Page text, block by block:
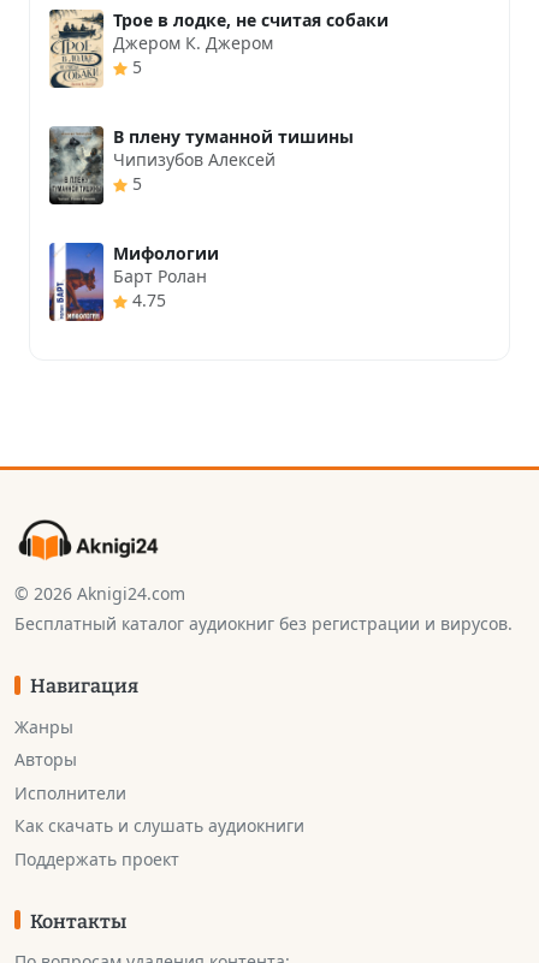
Трое в лодке, не считая собаки
Джером К. Джером
5
В плену туманной тишины
Чипизубов Алексей
5
Мифологии
Барт Ролан
4.75
© 2026 Aknigi24.com
Бесплатный каталог аудиокниг без регистрации и вирусов.
Навигация
Жанры
Авторы
Исполнители
Как скачать и слушать аудиокниги
Поддержать проект
Контакты